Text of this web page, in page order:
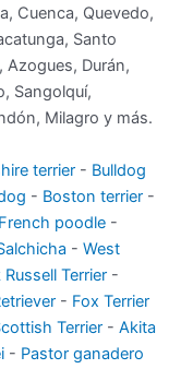
Cuenca, Quevedo,
Santo
Azogues, Durán,
Sangolquí,
Milagro y más.
terrier - Bulldog
- Boston terrier -
French poodle -
- West
Terrier -
- Fox Terrier
Terrier - Akita
- Pastor ganadero